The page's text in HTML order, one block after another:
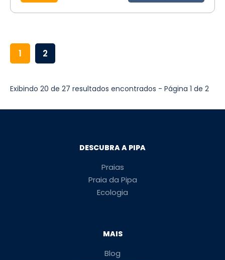
1 2
Exibindo 20 de 27 resultados encontrados - Página 1 de 2
DESCUBRA A PIPA
Praias
Praia da Pipa
Ecologia
MAIS
Blog